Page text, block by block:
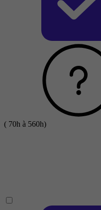
( 70h à 560h)